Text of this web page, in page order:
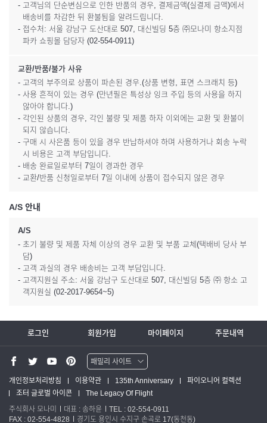
- 고객님의 단순변심으로 인한 반품의 경우, 결제금액(실결제 금액)에서
배송비를 차감한 뒤 환불됨을 알려드립니다.
- 접수처: 서울 강남구 도산대로 507, 대신빌딩 5층 ㈜모나미 항소지점
파카 쇼핑몰 담당자 (02-554-0911)
교환/반품/불가 사유
- 고객의 부주의로 상품이 파손된 경우.(상품 변형, 표면 스크래치 등)
- 사용 흔적이 있는 경우 (만년필은 특성상 잉크 주입 등의 사용을 하지
않아야 합니다.)
- 각인된 상품의 경우, 각인 불량 및 제품 하자 이외에는 교환 및 환불이
되지 않습니다.
- 구매 시 사은품 등이 있을 경우 반납하셔야 하며 사용하거나 회송 누락
시 비용은 고객 부담입니다.
- 배송 완료일로부터 7일이 경과한 경우
- 교환/반품 신청일로부터 7일 이내에 상품이 접수되지 않은 경우
A/S 안내
A/S
- 초기 불량 및 제품 자체 이상의 경우 교환 및 부품 교체(택배비 당사 부
담)
- 고객 과실의 경우 배송비는 고객 부담입니다.
- 고객지원실 주소: 서울 강남구 도산대로 507, 대신빌딩 5층 ㈜ 항소 고
객지원실 (02-2017-9654~5)
로그인 회원가입 마이페이지 주문내역
패밀리 사이트
워터맨 쇼핑몰
파카 글로벌
개인정보처리방침 이용약관 135th Anniversary
파이오니어 컬렉션
조터 글로벌 아이콘
The Legacy Of Flight
주식회사 모나미
대표 : 송하윤
TEL : 02-554-0911
FAX : 02-554-4828
경기도 용인시 수지구 손곡로 17(동천동)